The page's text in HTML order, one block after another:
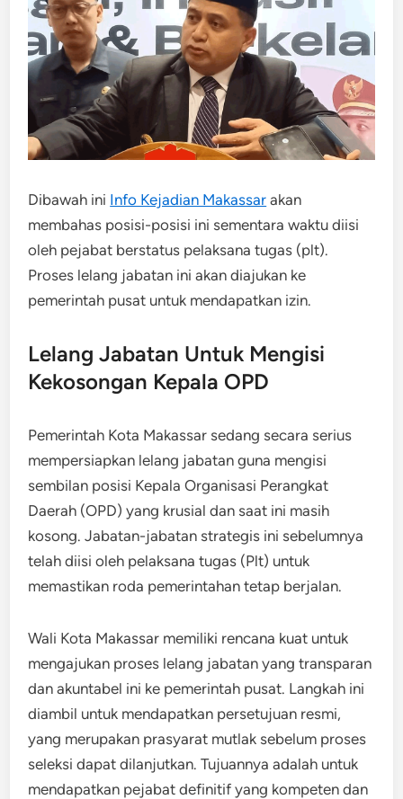
Dibawah ini Info Kejadian Makassar akan
membahas posisi-posisi ini sementara waktu diisi
oleh pejabat berstatus pelaksana tugas (plt).
Proses lelang jabatan ini akan diajukan ke
pemerintah pusat untuk mendapatkan izin.
Lelang Jabatan Untuk Mengisi
Kekosongan Kepala OPD
Pemerintah Kota Makassar sedang secara serius
mempersiapkan lelang jabatan guna mengisi
sembilan posisi Kepala Organisasi Perangkat
Daerah (OPD) yang krusial dan saat ini masih
kosong. Jabatan-jabatan strategis ini sebelumnya
telah diisi oleh pelaksana tugas (Plt) untuk
memastikan roda pemerintahan tetap berjalan.
Wali Kota Makassar memiliki rencana kuat untuk
mengajukan proses lelang jabatan yang transparan
dan akuntabel ini ke pemerintah pusat. Langkah ini
diambil untuk mendapatkan persetujuan resmi,
yang merupakan prasyarat mutlak sebelum proses
seleksi dapat dilanjutkan. Tujuannya adalah untuk
mendapatkan pejabat definitif yang kompeten dan